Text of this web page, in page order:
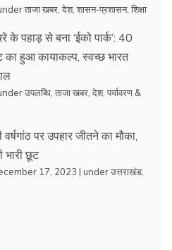
ताजा खबर देश, शासन-प्रशासन, शिक्षा
के पहाड़ से बना ‘ईको पार्क’: 40
हुआ कायाकल्प, स्वच्छ भारत
उपलब्धि ताजा खबर देश, पर्यावरण &
पर उपहार जीतने का मौका,
भारी छूट
17, 2023 | underउत्तराखंड